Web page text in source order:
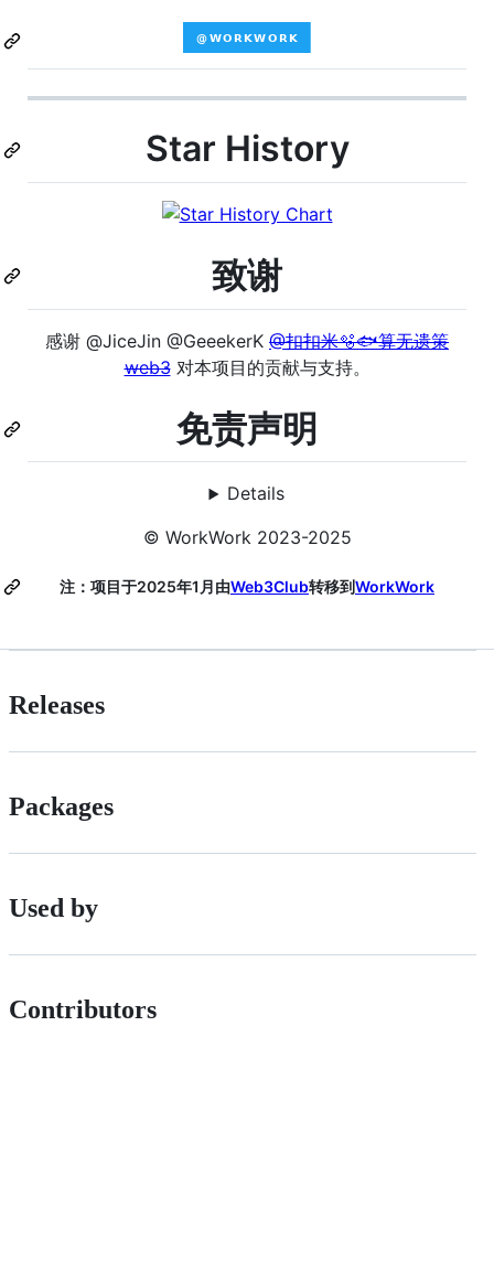
Star History
致谢
感谢 @JiceJin @GeeekerK @扣扣米🫧🐟算无遗策
web3对本项目的贡献与支持。
免责声明
Details
©️ WorkWork 2023-2025
注：项目于2025年1月由Web3Club转移到WorkWork
Releases
Packages
Used by
Contributors